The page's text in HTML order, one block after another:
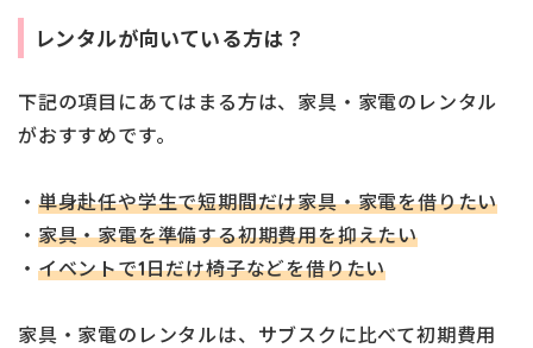
レンタルが向いている方は？
下記の項目にあてはまる方は、家具・家電のレンタル
がおすすめです。
・ 単身赴任や学生で短期間だけ家具・家電を借りたい
・ 家具・家電を準備する初期費用を抑えたい
・ イベントで1日だけ椅子などを借りたい
家具・家電のレンタルは、サブスクに比べて初期費用